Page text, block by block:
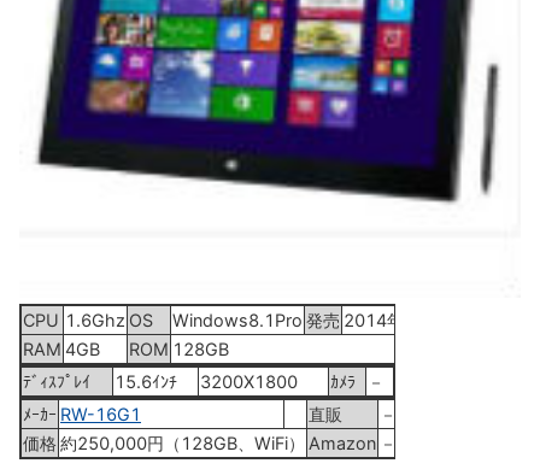
CPU 1.6Ghz OS Windows8.1Pro 発売 2014年3月
RAM 4GB ROM 128GB
ﾃﾞｨｽﾌﾟﾚｲ
15.6ｲﾝﾁ 3200X1800 ｶﾒﾗ
－
ﾒｰｶｰ RW-16G1 直販
－
価格 約250,000円（128GB、WiFi） Amazon －